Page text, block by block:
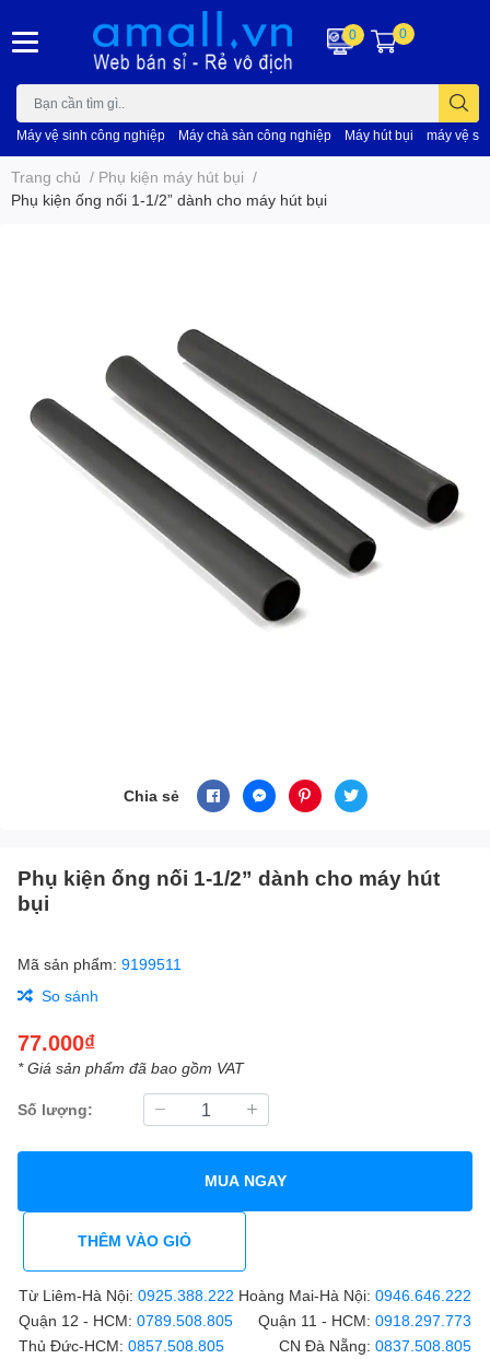
Máy vệ sinh công nghiệp Máy chà sàn công nghiệp Máy hút bụi máy vệ
0 0
Trang chủ / Phụ kiện máy hút bụi /
Phụ kiện ống nối 1-1/2” dành cho máy hút bụi
Chia sẻ
Phụ kiện ống nối 1-1/2” dành cho máy hút
bụi
Mã sản phẩm: 9199511
So sánh
77.000₫
* Giá sản phẩm đã bao gồm VAT
Số lượng:
MUA NGAY
THÊM VÀO GIỎ
Từ Liêm-Hà Nội: 0925.388.222 Hoàng Mai-Hà Nội: 0946.646.222
Quận 12 - HCM: 0789.508.805 Quận 11 - HCM: 0918.297.773
Thủ Đức-HCM: 0857.508.805 CN Đà Nẵng: 0837.508.805